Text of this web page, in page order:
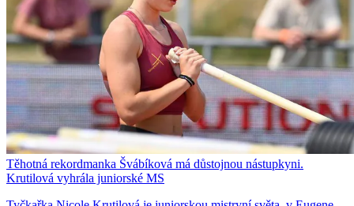
Těhotná rekordmanka Švábíková má důstojnou nástupkyni.
Krutilová vyhrála juniorské MS